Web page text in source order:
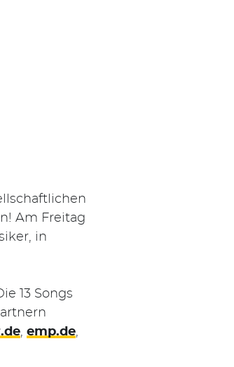
Am Freitag
in
13 Songs
emp.de